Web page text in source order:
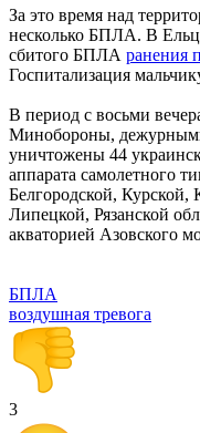
За это время над
несколько БПЛА. В
сбитого БПЛА ранения
Госпитализация
В период с восьми
Минобороны,
уничтожены 44
аппарата самолетного
Белгородской, Курской,
Липецкой, Рязанской
акваторией Азовского
БПЛА
воздушная тревога
3